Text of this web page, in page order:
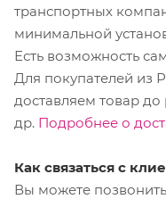
транспортных
минимальной
Есть возможность
Для покупателей из
доставляем товар
др. Подробнее о
Как связаться с
Вы можете